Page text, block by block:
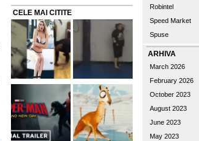
CELE MAI CITITE
Robintel
Speed Market
Spuse
ARHIVA
March 2026
February 2026
October 2023
August 2023
June 2023
May 2023